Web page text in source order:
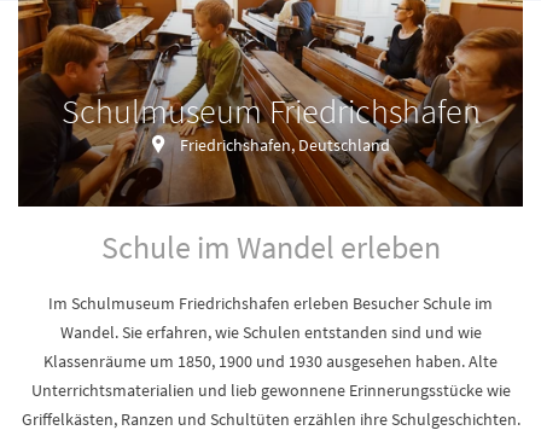
Schulmuseum Friedrichshafen
Friedrichshafen, Deutschland
Schule im Wandel erleben
Im Schulmuseum Friedrichshafen erleben Besucher Schule im
Wandel. Sie erfahren, wie Schulen entstanden sind und wie
Klassenräume um 1850, 1900 und 1930 ausgesehen haben. Alte
Unterrichtsmaterialien und lieb gewonnene Erinnerungsstücke wie
Griffelkästen, Ranzen und Schultüten erzählen ihre Schulgeschichten.